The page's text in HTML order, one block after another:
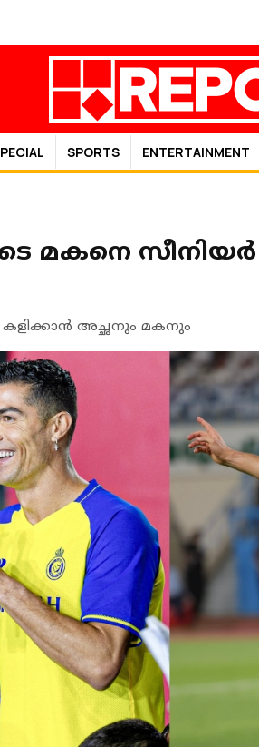
SPORTS ENTERTAINMENT
മകനെ
അച്ഛനും മകനും